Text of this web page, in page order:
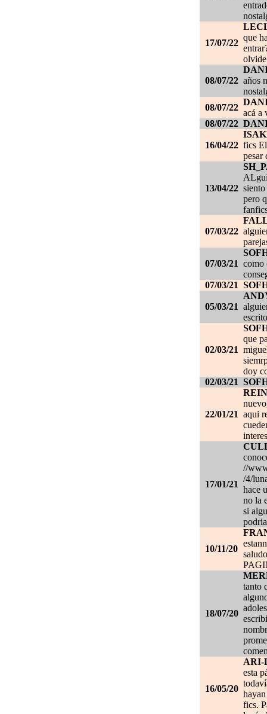
17/07/22
que
08/07/22 años
08/07/22
acá a
08/07/22
16/04/22 fics
pesar
13/04/22
pero
07/03/22
07/03/21 como
07/03/21
05/03/21
02/03/21
que
doy
02/03/21
22/01/21 aqui
17/01/21
//
/4/
hace
no la
si
10/11/20
18/07/20
tanto
16/05/20
ARI-
esta
fics.